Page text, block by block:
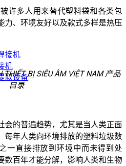
接机
机
取设备
许多人用来替代塑料袋和各类包
力、环境友好以及款式多样是热压
BỊ SIÊU ÂM VIỆT NAM 产品
目录
会的普遍趋势，尤其是当人类正面
每年人类向环境排放的塑料垃圾数
一直接排放到环境中而未得到处
数百年才能分解，影响人类和生物